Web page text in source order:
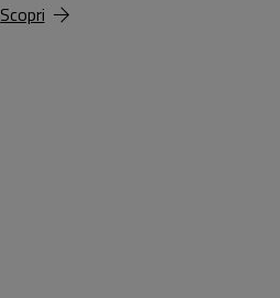
Scopri